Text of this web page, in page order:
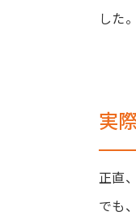
した。
実
正直
でも